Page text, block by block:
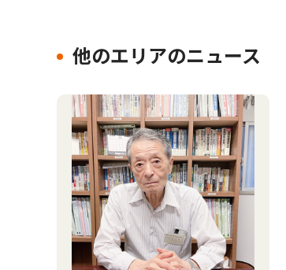
他のエリアのニュース